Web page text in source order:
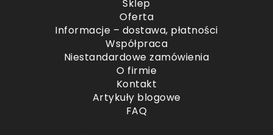
Sklep
Oferta
Informacje – dostawa, płatności
Współpraca
Niestandardowe zamówienia
O firmie
Kontakt
Artykuły blogowe
FAQ